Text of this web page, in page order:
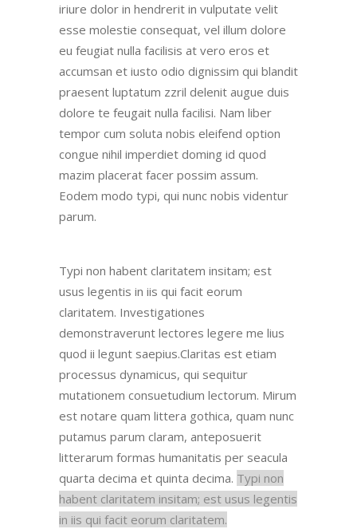
iriure dolor in hendrerit in vulputate velit
esse molestie consequat, vel illum dolore
eu feugiat nulla facilisis at vero eros et
accumsan et iusto odio dignissim qui blandit
praesent luptatum zzril delenit augue duis
dolore te feugait nulla facilisi. Nam liber
tempor cum soluta nobis eleifend option
congue nihil imperdiet doming id quod
mazim placerat facer possim assum.
Eodem modo typi, qui nunc nobis videntur
parum.
Typi non habent claritatem insitam; est
usus legentis in iis qui facit eorum
claritatem. Investigationes
demonstraverunt lectores legere me lius
quod ii legunt saepius.Claritas est etiam
processus dynamicus, qui sequitur
mutationem consuetudium lectorum. Mirum
est notare quam littera gothica, quam nunc
putamus parum claram, anteposuerit
litterarum formas humanitatis per seacula
quarta decima et quinta decima. Typi non
habent claritatem insitam; est usus legentis
in iis qui facit eorum claritatem.